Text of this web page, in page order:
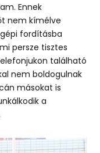
Ennek
nem kímélve
fordításba
persze tisztes
található
nem boldogulnak
másokat is
a